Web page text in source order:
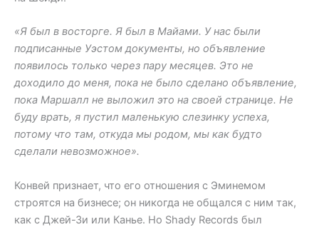
«Я был в восторге. Я был в Майами. У нас были
подписанные Уэстом документы, но объявление
появилось только через пару месяцев. Это не
доходило до меня, пока не было сделано объявление,
пока Маршалл не выложил это на своей странице. Не
буду врать, я пустил маленькую слезинку успеха,
потому что там, откуда мы родом, мы как будто
сделали невозможное».
Конвей признает, что его отношения с Эминемом
строятся на бизнесе; он никогда не общался с ним так,
как с Джей-Зи или Канье. Но Shady Records был